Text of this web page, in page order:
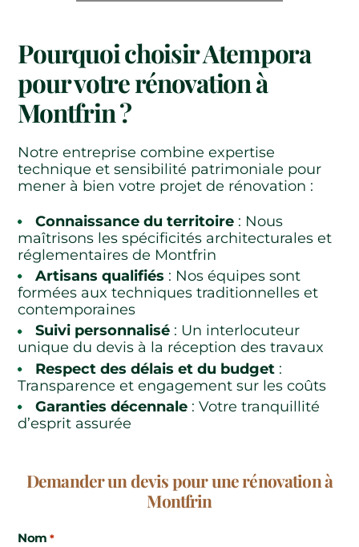
Pourquoi choisir Atempora
pour votre rénovation à
Montfrin ?
Notre entreprise combine expertise
technique et sensibilité patrimoniale pour
mener à bien votre projet de rénovation :
Connaissance du territoire : Nous
maîtrisons les spécificités architecturales et
réglementaires de Montfrin
Artisans qualifiés : Nos équipes sont
formées aux techniques traditionnelles et
contemporaines
Suivi personnalisé : Un interlocuteur
unique du devis à la réception des travaux
Respect des délais et du budget :
Transparence et engagement sur les coûts
Garanties décennale : Votre tranquillité
d’esprit assurée
Demander un devis pour une rénovation à
Montfrin
Nom *